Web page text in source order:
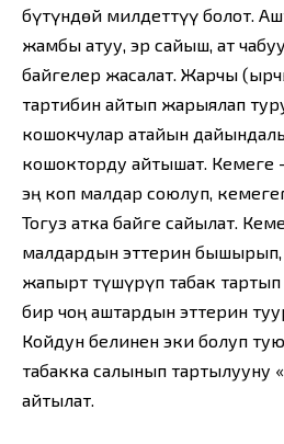
бүтүндөй милдеттүү болот.
жамбы атуу, эр сайыш, ат
байгелер жасалат. Жарчы
тартибин айтып жарыялап
кошокчулар атайын
кошокторду айтышат.
эң коп малдар союлуп,
Тогуз атка байге сайылат.
малдардын эттерин бышырып,
жапырт түшүрүп табак тартып
бир чоң аштардын эттерин
Койдун белинен эки болуп
табакка салынып тартылууну
айтылат.